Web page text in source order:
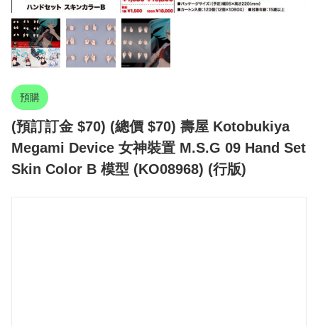
預購
(預訂訂金 $70) (總價 $70) 壽屋 Kotobukiya
Megami Device 女神裝置 M.S.G 09 Hand Set
Skin Color B 模型 (KO08968) (行版)